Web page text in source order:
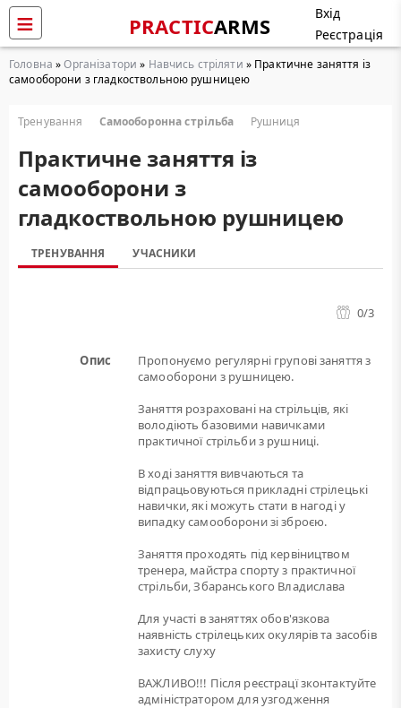
PRACTICARMS
Вхід
Реєстрація
Головна »Організатори » Навчись стріляти » Практичне заняття із
самооборони з гладкоствольною рушницею
Тренування Самооборонна стрільба Рушниця
Практичне заняття із
самооборони з
гладкоствольною рушницею
ТРЕНУВАННЯ УЧАСНИКИ
0/3
Опис
Пропонуємо регулярні групові заняття з
самооборони з рушницею.
Заняття розраховані на стрільців, які
володіють базовими навичками
практичної стрільби з рушниці.
В ході заняття вивчаються та
відпрацьовуються прикладні стрілецькі
навички, які можуть стати в нагоді у
випадку самооборони зі зброєю.
Заняття проходять під кервіництвом
тренера, майстра спорту з практичної
стрільби, Збаранського Владислава
Для участі в заняттях обов'язкова
наявність стрілецьких окулярів та засобів
захисту слуху
ВАЖЛИВО!!! Після реєстрацї зконтактуйте
адміністратором для узгодження